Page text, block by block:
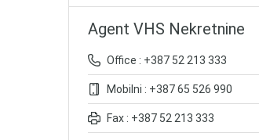
Agent VHS Nekretnine
Office : +387 52 213 333
Mobilni : +387 65 526 990
Fax : +387 52 213 333